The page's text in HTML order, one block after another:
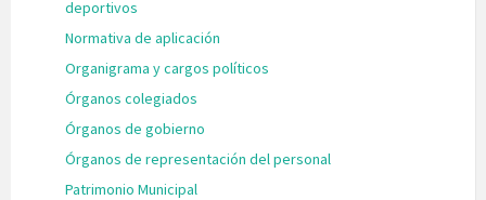
deportivos
Normativa de aplicación
Organigrama y cargos políticos
Órganos colegiados
Órganos de gobierno
Órganos de representación del personal
Patrimonio Municipal